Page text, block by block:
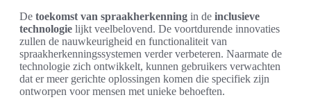
De toekomst van spraakherkenning in de inclusieve
technologie lijkt veelbelovend. De voortdurende innovaties
zullen de nauwkeurigheid en functionaliteit van
spraakherkenningssystemen verder verbeteren. Naarmate de
technologie zich ontwikkelt, kunnen gebruikers verwachten
dat er meer gerichte oplossingen komen die specifiek zijn
ontworpen voor mensen met unieke behoeften.